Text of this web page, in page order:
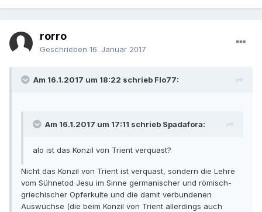
rorro
Geschrieben 16. Januar 2017
Am 16.1.2017 um 18:22 schrieb Flo77:
Am 16.1.2017 um 17:11 schrieb Spadafora:
alo ist das Konzil von Trient verquast?
Nicht das Konzil von Trient ist verquast, sondern die Lehre
vom Sühnetod Jesu im Sinne germanischer und römisch-
griechischer Opferkulte und die damit verbundenen
Auswüchse (die beim Konzil von Trient allerdings auch